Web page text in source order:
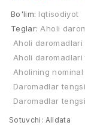
Bo'lim: Iqtisodiyot
Teglar: Aholi
Aholi
Aholi daromadlari
Aholining
Daromadlar
Daromadlar
Sotuvchi: Alldata